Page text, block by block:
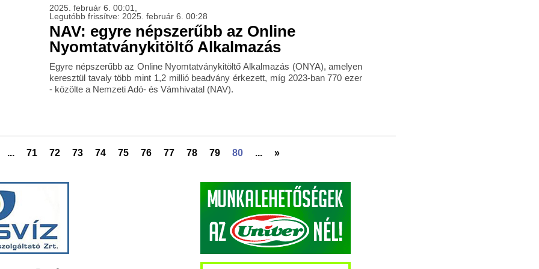
2025. február 6. 00:01,
Legutóbb frissítve: 2025. február 6. 00:28
NAV: egyre népszerűbb az Online
Nyomtatványkitöltő Alkalmazás
Egyre népszerűbb az Online Nyomtatványkitöltő Alkalmazás (ONYA), amelyen
keresztül tavaly több mint 1,2 millió beadvány érkezett, míg 2023-ban 770 ezer
- közölte a Nemzeti Adó- és Vámhivatal (NAV).
... 71 72 73 74 75 76 77 78 79 80 ... »